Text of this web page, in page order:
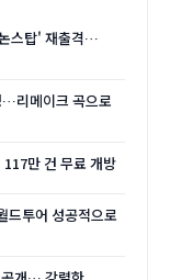
스탑' 재출격…
…리메이크 곡으로
만 건 무료 개방
드투어 성공적으로